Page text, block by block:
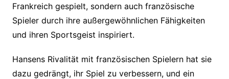
Frankreich gespielt, sondern auch französische
Spieler durch ihre außergewöhnlichen Fähigkeiten
und ihren Sportsgeist inspiriert.
Hansens Rivalität mit französischen Spielern hat sie
dazu gedrängt, ihr Spiel zu verbessern, und ein